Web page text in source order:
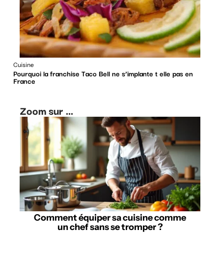
Cuisine
Pourquoi la franchise Taco Bell ne s’implante t elle pas en
France
Zoom sur ...
Comment équiper sa cuisine comme
un chef sans se tromper ?